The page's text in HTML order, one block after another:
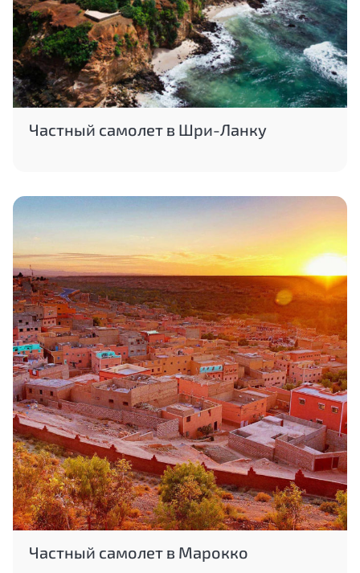
Частный самолет в Шри-Ланку
Частный самолет в Марокко